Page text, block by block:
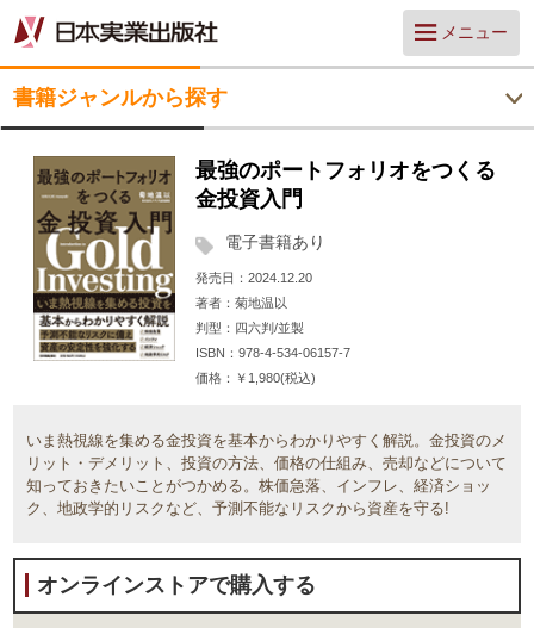
メニュー
書籍ジャンルから探す
最強のポートフォリオをつくる
金投資入門
電子書籍あり
発売日
2024.12.20
著者
菊地温以
判型
四六判/並製
ISBN
978-4-534-06157-7
価格
￥1,980(税込)
いま熱視線を集める金投資を基本からわかりやすく解説。金投資のメ
リット・デメリット、投資の方法、価格の仕組み、売却などについて
知っておきたいことがつかめる。株価急落、インフレ、経済ショッ
ク、地政学的リスクなど、予測不能なリスクから資産を守る!
オンラインストアで購入する